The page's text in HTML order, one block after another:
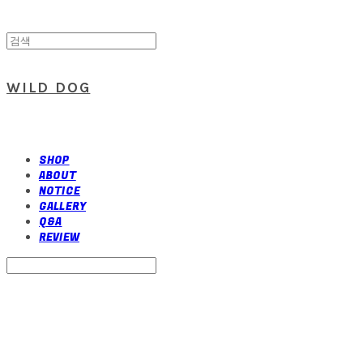
WILD DOG
SHOP
ABOUT
NOTICE
GALLERY
Q&A
REVIEW